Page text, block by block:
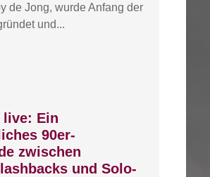
de Jong, wurde Anfang der
und...
live: Ein
90er-
zwischen
und Solo-